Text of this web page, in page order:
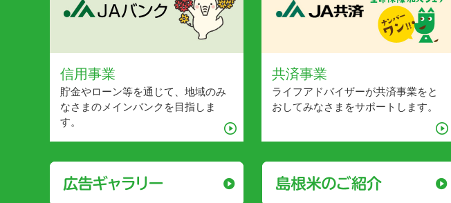
信用事業
貯金やローン等を通じて、地域のみ
なさまのメインバンクを目指しま
す。
共済事業
ライフアドバイザーが共済事業をと
おしてみなさまをサポートします。